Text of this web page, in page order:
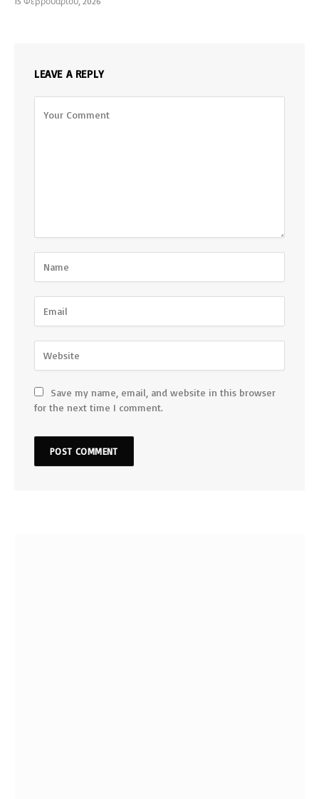
LEAVE A REPLY
Save my name, email, and website in this browser
for the next time I comment.